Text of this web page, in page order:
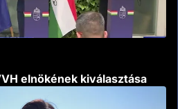
elnökének kiválasztása